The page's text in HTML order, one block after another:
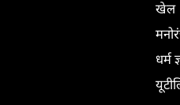
खेल
धर्म